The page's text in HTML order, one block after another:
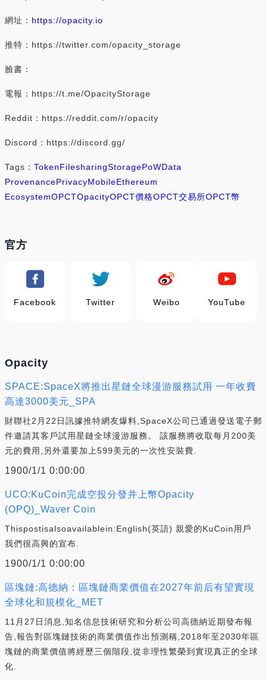
網址： https://opacity.io
推特：https://twitter.com/opacity_storage
臉書：
電報：https://t.me/OpacityStorage
Reddit：https://reddit.com/r/opacity
Discord：https://discord.gg/
Tags： TokenFilesharingStoragePoWData
ProvenancePrivacyMobileEthereum
EcosystemOPCTOpacityOPCT價格OPCT交易所OPCT幣
官方
Facebook Twitter Weibo YouTube
Opacity
SPACE:SpaceX將推出星鏈全球漫游服務試用 一年收費
高達3000美元_SPA
財聯社2月22日訊據推特網友爆料,SpaceX公司已通過發送電子郵
件邀請其客戶試用星鏈全球漫游服務。 該服務將收取每月200美
元的費用,另外還要加上599美元的一次性安裝費.
1900/1/1 0:00:00
UCO:KuCoin完成空投分發并上幣Opacity
(OPQ)_Waver Coin
Thispostisalsoavailablein:English(英語) 親愛的KuCoin用戶
我們很高興的宣布.
1900/1/1 0:00:00
區塊鏈:高德納：區塊鏈商業價值在2027年前后有望實現
全球化和規模化_MET
11月27日消息,知名信息技術研究和分析公司高德納近期發布報
告,報告對區塊鏈技術的商業價值作出預測稱,2018年至2030年區
塊鏈的商業價值將經歷三個階段,從非理性繁榮到實現真正的全球
化.